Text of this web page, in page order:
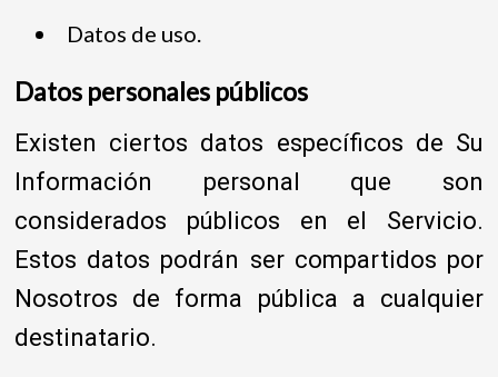
Datos de uso.
Datos personales públicos
Existen ciertos datos específicos de Su
Información personal que son
considerados públicos en el Servicio.
Estos datos podrán ser compartidos por
Nosotros de forma pública a cualquier
destinatario.